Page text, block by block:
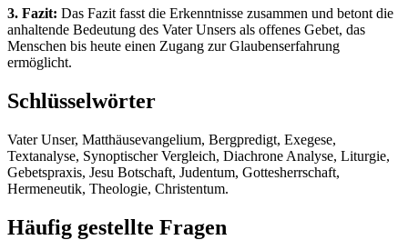
3. Fazit: Das Fazit fasst die Erkenntnisse zusammen und betont die
anhaltende Bedeutung des Vater Unsers als offenes Gebet, das
Menschen bis heute einen Zugang zur Glaubenserfahrung
ermöglicht.
Schlüsselwörter
Vater Unser, Matthäusevangelium, Bergpredigt, Exegese,
Textanalyse, Synoptischer Vergleich, Diachrone Analyse, Liturgie,
Gebetspraxis, Jesu Botschaft, Judentum, Gottesherrschaft,
Hermeneutik, Theologie, Christentum.
Häufig gestellte Fragen